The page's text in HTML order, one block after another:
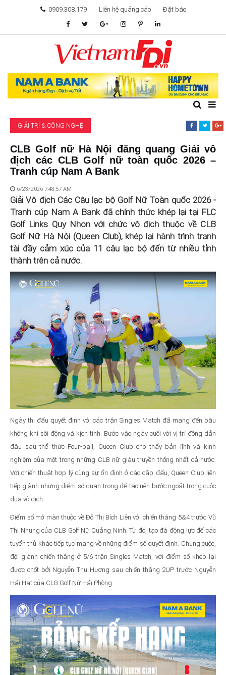
0909.308.179 Liên hệ quảng cáo Đặt báo
TÂM ĐIỂM ĐẦU TƯ
TÀI CHÍNH
KHỞI NGHIỆP
GIẢI TRÍ & CÔNG NGHỆ
GIẢI TRÍ & CÔNG NGHỆ
CLB Golf nữ Hà Nội đăng quang Giải vô
địch các CLB Golf nữ toàn quốc 2026 –
Tranh cúp Nam A Bank
6/23/2026 7:48:57 AM
Giải Vô địch Các Câu lạc bộ Golf Nữ Toàn quốc 2026 -
Tranh cúp Nam A Bank đã chính thức khép lại tại FLC
Golf Links Quy Nhon với chức vô địch thuộc về CLB
Golf Nữ Hà Nội (Queen Club), khép lại hành trình tranh
tài đầy cảm xúc của 11 câu lạc bộ đến từ nhiều tỉnh
thành trên cả nước.
Ngày thi đấu quyết định với các trận Singles Match đã mang đến bầu
không khí sôi động và kịch tính. Bước vào ngày cuối với vị trí đồng dẫn
đầu sau thể thức Four-ball, Queen Club cho thấy bản lĩnh và kinh
nghiệm của một trong những CLB nữ giàu truyền thống nhất cả nước.
Với chiến thuật hợp lý cùng sự ổn định ở các cặp đấu, Queen Club liên
tiếp giành những điểm số quan trọng để tạo nên bước ngoặt trong cuộc
đua vô địch.
Điểm số mở màn thuộc về Đỗ Thị Bích Liên với chiến thắng 5&4 trước Vũ
Thị Nhung của CLB Golf Nữ Quảng Ninh. Từ đó, tạo đà động lực để các
tuyển thủ khác tiếp tục mang về những điểm số quyết định. Chung cuộc,
đội giành chiến thắng ở 5/6 trận Singles Match, với điểm số khép lại
được chốt bởi Nguyễn Thu Hương sau chiến thắng 2UP trước Nguyễn
Hải Hạt của CLB Golf Nữ Hải Phòng.